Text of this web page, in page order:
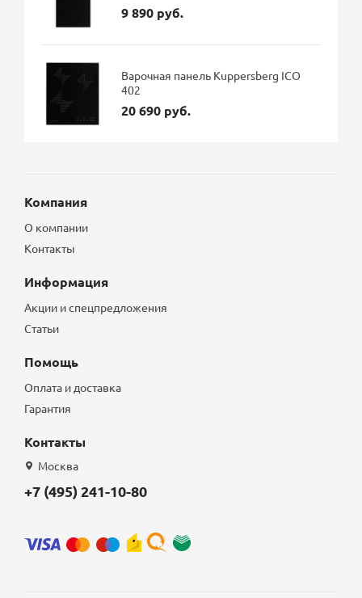
9 890 руб.
Варочная панель Kuppersberg ICO
402
20 690 руб.
Компания
О компании
Контакты
Информация
Акции и спецпредложения
Статьи
Помощь
Оплата и доставка
Гарантия
Контакты
Москва
+7 (495) 241-10-80